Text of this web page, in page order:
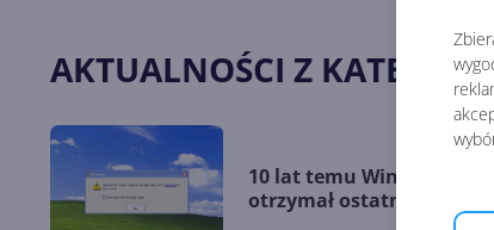
AKTUALNOŚCI Z
10 lat temu Windows XP
otrzymał ostatnią